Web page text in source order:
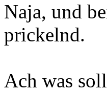
Naja, und
prickelnd.
Ach was